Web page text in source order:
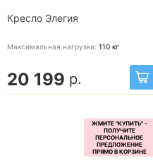
Кресло Элегия
Максимальная нагрузка: 110 кг
20 199 р.